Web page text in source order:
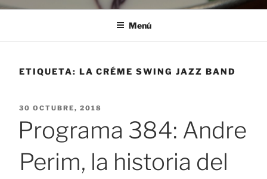
Menú
ETIQUETA: LA CRÉME SWING JAZZ BAND
PUBLICADO
30 OCTUBRE, 2018
Programa 384: Andre
Perim, la historia del